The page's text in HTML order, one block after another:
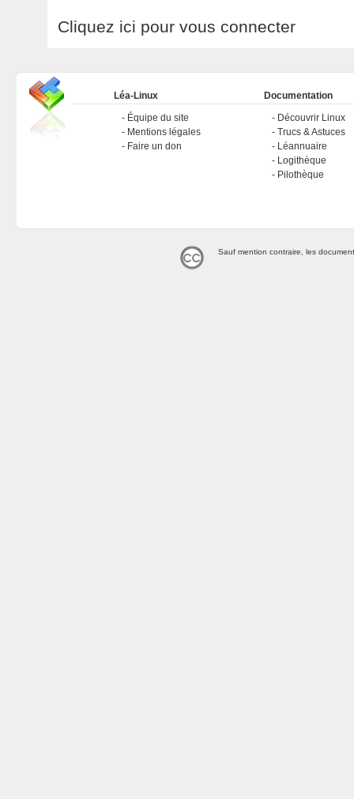
Cliquez ici pour vous connecter
Léa-Linux
Équipe du site
Mentions légales
Faire un don
Documentation
Découvrir Linux
Trucs & Astuces
Léannuaire
Logithèque
Pilothèque
Sauf mention contraire, les